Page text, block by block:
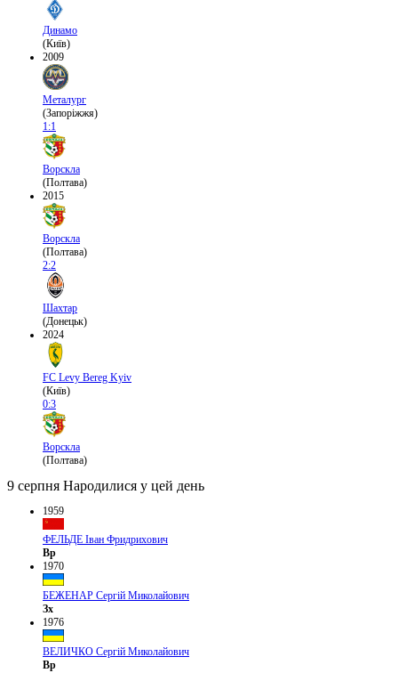
Динамо
(Київ)
2009
Металург
(Запоріжжя)
1:1
Ворскла
(Полтава)
2015
Ворскла
(Полтава)
2:2
Шахтар
(Донецьк)
2024
FC Levy Bereg Kyiv
(Київ)
0:3
Ворскла
(Полтава)
9 серпня Народилися у цей день
1959
ФЕЛЬДЕ Іван Фридрихович
Вр
1970
БЕЖЕНАР Сергій Миколайович
Зх
1976
ВЕЛИЧКО Сергій Миколайович
Вр